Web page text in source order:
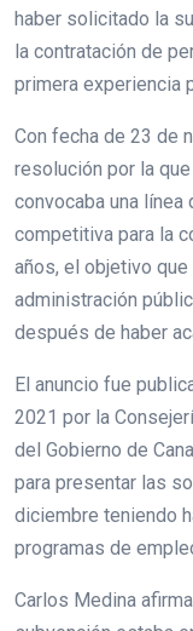
haber solicitado la
la contratación de
primera experiencia
Con fecha de 23 de
resolución por la
convocaba una línea
competitiva para la
años, el objetivo
administración
después de haber
El anuncio fue
2021 por la
del Gobierno de
para presentar las
diciembre teniendo
programas de
Carlos Medina